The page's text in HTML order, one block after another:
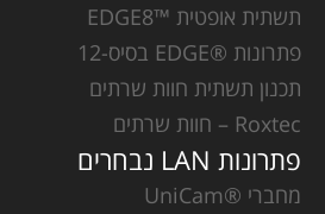
תשתית אופטית ™EDGE8
פתרונות ®EDGE בסיס-12
תכנון תשתית חוות שרתים
Roxtec – חוות שרתים
פתרונות LAN נבחרים
מחברי ®UniCam